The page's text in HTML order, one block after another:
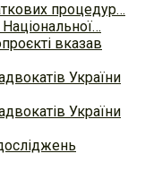
процедур…
вказав
України
України